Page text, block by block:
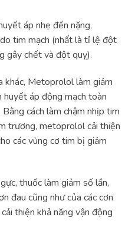
áp nhẹ đến nặng,
tim mạch (nhất là tỉ lệ đột
gây chết và đột quỵ).
khác, Metoprolol làm giảm
áp động mạch toàn
cách làm chậm nhịp tim
trương, metoprolol cải thiện
các vùng cơ tim bị giảm
thuốc làm giảm số lần,
đau cũng như của các cơn
thiện khả năng vận động